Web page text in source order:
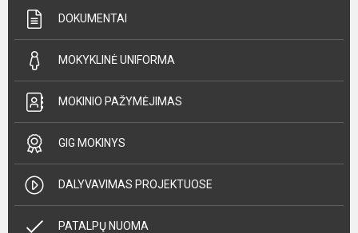
DOKUMENTAI
MOKYKLINĖ UNIFORMA
MOKINIO PAŽYMĖJIMAS
GIG MOKINYS
DALYVAVIMAS PROJEKTUOSE
PATALPŲ NUOMA